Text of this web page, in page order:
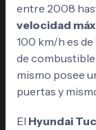
entre 2008
velocidad
100 km/h es de
de
mismo posee
puertas y
El Hyundai